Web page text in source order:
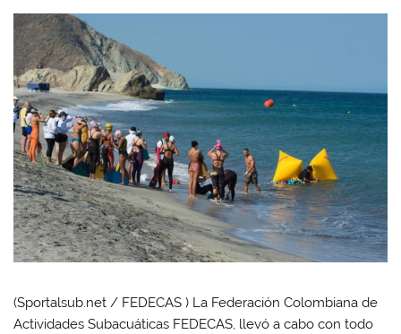
(Sportalsub.net / FEDECAS ) La Federación Colombiana de
Actividades Subacuáticas FEDECAS, llevó a cabo con todo